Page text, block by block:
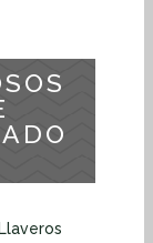
Llaveros